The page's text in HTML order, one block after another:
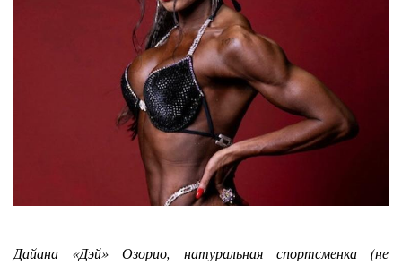
Дайана «Дэй» Озорио, натуральная спортсменка (не